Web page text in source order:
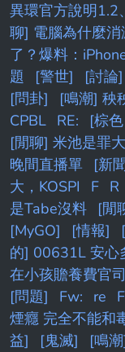
異環官方說明1.2
聊] 電腦為什麼消
了？爆料：
題
[警世] [討論]
[問卦]
[鳴潮] 秧
CPBL RE: [棕色
[閒聊] 米池是罪
晚間直播單
[新
大，KOSPI
F R
是Tabe沒料
[閒
[MyGO]
[情報]
的] 00631L 安心
在小孩贍養費官
[問題]
Fw: re
煙癮 完全不能和
益]
[鬼滅] [鳴